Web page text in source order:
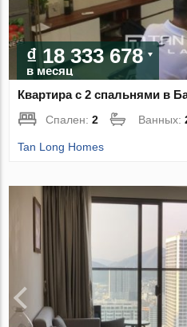
₫ 18 333 678
в месяц
Квартира с 2 спальнями в
Спален:2 Ванных:
Tan Long Homes